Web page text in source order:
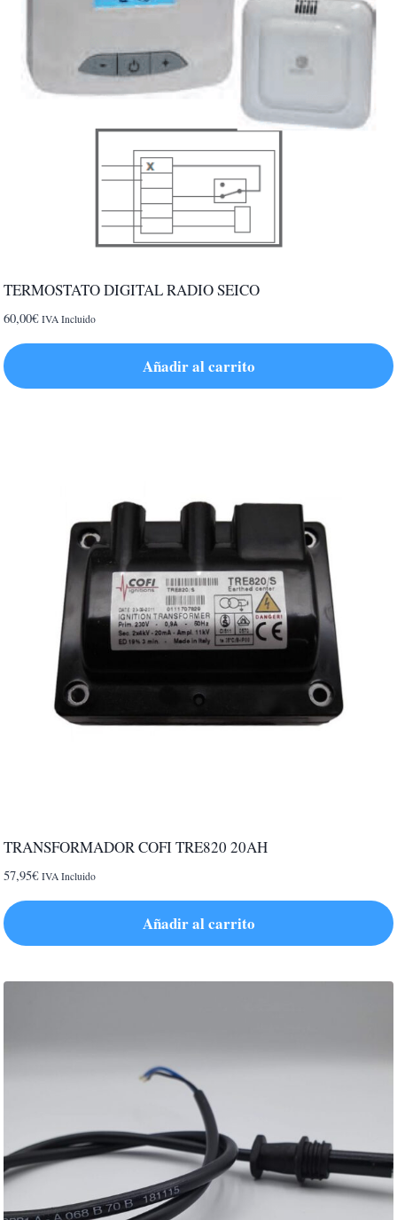
TERMOSTATO DIGITAL RADIO SEICO
60,00€ IVA Incluido
Añadir al carrito
TRANSFORMADOR COFI TRE820 20AH
57,95€ IVA Incluido
Añadir al carrito